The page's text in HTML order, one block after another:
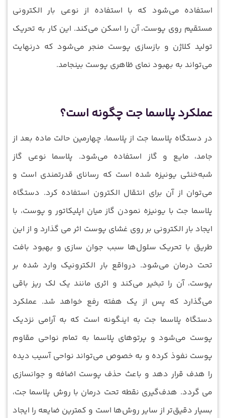
استفاده می‌شود که با استفاده از نوعی بار الکترونی
مستقیم روی پوست، آن را اسکن می‌کند. این کار به تحریک
تولید کلاژن و بازسازی پوست منجر می‌شود که درنهایت
می‌تواند به بهبود نمای ظاهری پوست بینجامد.
عملکرد پلاسما جت چگونه است؟
در دستگاه پلاسما جت از پلاسما، چهارمین حالت ماده بعد از
جامد، مایع و گاز استفاده می‌شود. پلاسما نوعی گاز
شبه‌خنثی یونیزه شده است که رسانای قدرتمندی است و
می‌توان از آن برای انتقال الکترون استفاده کرد. دستگاه
پلاسما جت با یونیزه نمودن گاز میان اپلیکاتور و پوست، با
ایجاد بار الکترونی بر روی غشای پوست اثر می‏ گذارد و از این
طریق با تحریک سلول‌ها سبب جوان ‌سازی و بهبود بافت
تحت درمان می‌شود. درواقع بار الکترونیک وارد شده بر
پوست، آن را تبخیر می‌کند و اثری مانند یک لک ریز باقی
می‌گذارد که پس از یک هفته رفع خواهد شد. عملکرد
دستگاه پلاسما جت به اینگونه است که به آرامی نزدیک
پوست می‌شود و پرتوهای پلاسما به تمام نواحی مقاوم
پوست نفوذ کرده و به خصوص می‌تواند نواحی آسیب ‌دیده
را هدف قرار دهد و باعث حذف پوست اضافه و جوانسازی
می گردد. هدف‌گیری نقطه تحت درمان با روش پلاسما جت،
بسیار دقیق‌تر از سایر روش‌ها است و کمترین ضایعه را ایجاد